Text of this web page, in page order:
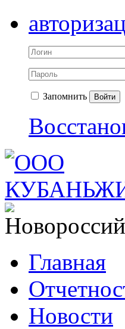
Запомнить Войти
Главная
Новости